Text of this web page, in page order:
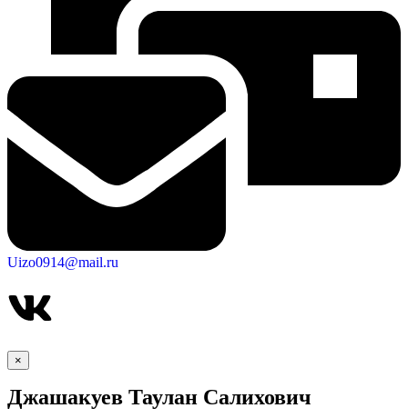
Uizo0914@mail.ru
×
Джашакуев Таулан Салихович